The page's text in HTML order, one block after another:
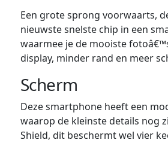
Een grote sprong voorwaarts,
nieuwste snelste chip in een
waarmee je de mooiste
display, minder rand en meer
Scherm
Deze smartphone heeft een
waarop de kleinste details nog
Shield, dit beschermt wel vier